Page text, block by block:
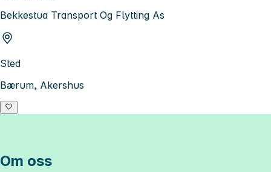
Bekkestua Transport Og Flytting As
Sted
Bærum, Akershus
Om oss